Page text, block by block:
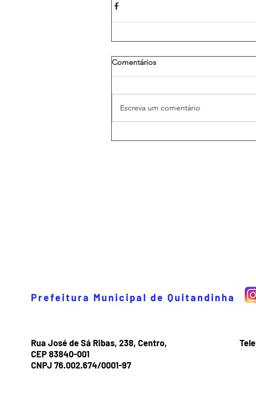
Comentários
Escreva um comentário
Prefeitura Municipal de Quitandinha
Rua José de Sá Ribas, 238, Centro,
CEP 83840-001
CNPJ 76.002.674/0001-97